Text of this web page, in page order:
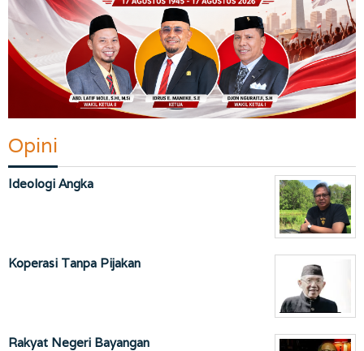
Opini
Ideologi Angka
Koperasi Tanpa Pijakan
Rakyat Negeri Bayangan